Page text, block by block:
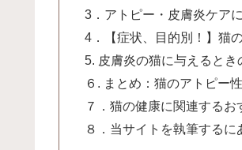
3．アトピー・皮膚炎ケア
4．【症状、目的別！】猫
5. 皮膚炎の猫に与えると
６. まとめ：猫のアトピー
７．猫の健康に関連するお
８．当サイトを執筆する